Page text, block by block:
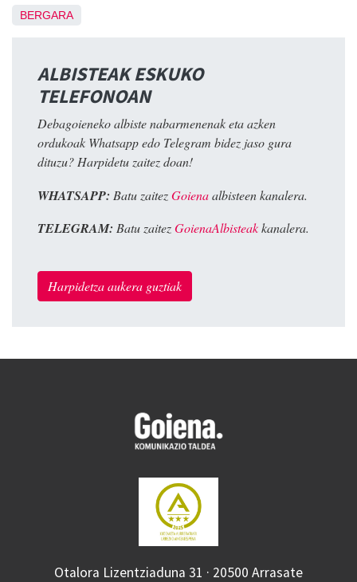
BERGARA
ALBISTEAK ESKUKO
TELEFONOAN
Debagoieneko albiste nabarmenenak eta azken
ordukoak Whatsapp edo Telegram bidez jaso gura
dituzu? Harpidetu zaitez doan!
WHATSAPP: Batu zaitezGoienaalbisteen kanalera.
TELEGRAM: Batu zaitezGoienaAlbisteakkanalera.
Harpidetza aukera guztiak
Otalora Lizentziaduna 31 · 20500 Arrasate